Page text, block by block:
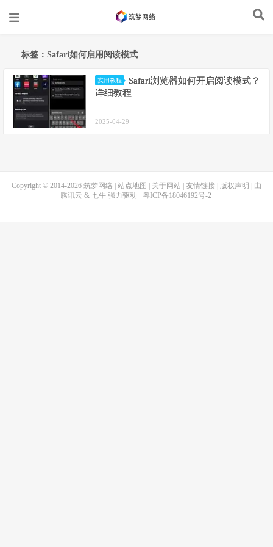
标签：Safari如何启用阅读模式
实用教程
Safari浏览器如何开启阅读模式？
详细教程
2025-04-29
Copyright © 2014-2026 筑梦网络 站点地图 关于网站 友情链接 版权声明
| 由
腾讯云 & 七牛强力驱动 粤ICP备18046192号-2